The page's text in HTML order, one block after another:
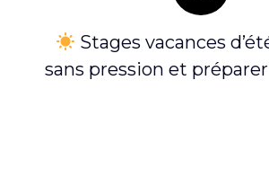
Stages vacances
sans pression et